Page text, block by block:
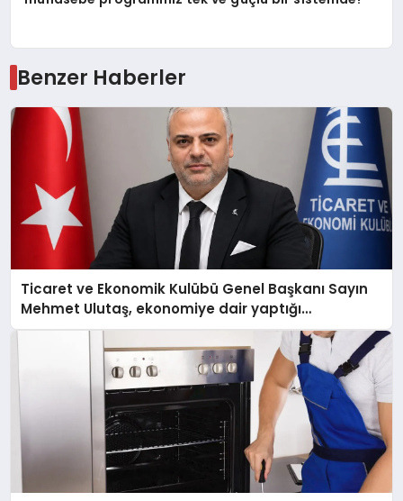
Benzer Haberler
Ticaret ve Ekonomik Kulübü Genel Başkanı Sayın
Mehmet Ulutaş, ekonomiye dair yaptığı
açıklamada şunları kaydetti: